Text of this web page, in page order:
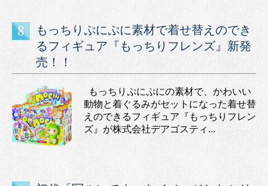
もっちりぷにぷに素材で着せ替えのでき
るフィギュア『もっちりフレンズ』新発
売！！
もっちりぷにぷにの素材で、かわいい
動物と着ぐるみがセットになった着せ替
えのできるフィギュア『もっちりフレン
ズ』が株式会社デアゴスティ...